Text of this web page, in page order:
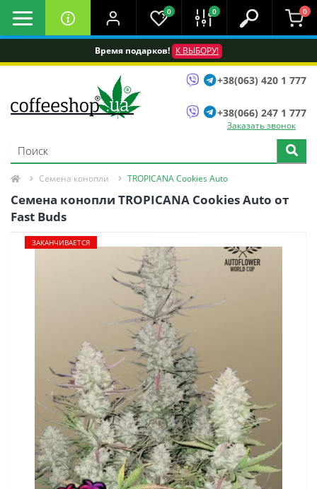
Время подарков! К ВЫБОРУ!
0 0 0
+38(063) 420 1 777
+38(066) 247 1 777
Заказать звонок
Семена конопли TROPICANA Cookies Auto
Семена конопли TROPICANA Cookies Auto от
Fast Buds
ЗАКАНЧИВАЕТСЯ